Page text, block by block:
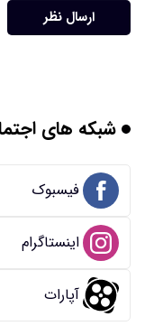
ارسال نظر
شبکه های
فیسبوک
اینستاگرام
آپارات